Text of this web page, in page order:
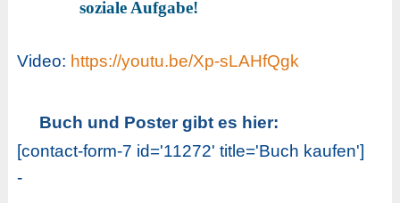
soziale Aufgabe!
Video: https://youtu.be/Xp-sLAHfQgk
Buch und Poster gibt es hier:
[contact-form-7 id='11272' title='Buch kaufen']
-